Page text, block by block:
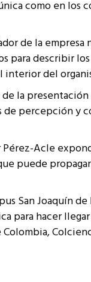
como en los
de la empresa
para describir
interior del
la
de percepción y
Acle
puede
San Joaquín de
para hacer